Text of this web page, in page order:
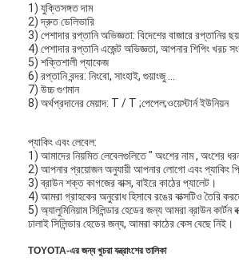
1) যুক্তিসঙ্গত দাম
2) দ্রুত ডেলিভারি
3) পেশাদার রপ্তানি অভিজ্ঞতা: বিদেশের বাজারে রপ্তানির
4) পেশাদার রপ্তানি এজেন্ট অভিজ্ঞতা, আপনার শিপিং খরচ
5) শক্তিশালী প্যাকেজ
6) রপ্তানি বন্দর: নিংবো, সাংহাই, গুয়াংজু ...
7) উচ্চ গুণমান
8) অর্থপ্রদানের মেয়াদ: T / T ;পেপেল;ওয়েস্টার্ন ইউনিয়ন
প্যাকিং এবং লেবেল:
1) আমাদের নিয়মিত লেবেলগুলিতে " অংশের নাম , অংশের
2) আপনার প্রয়োজন অনুযায়ী আপনার লোগো এবং প্যাকিং
3) ব্রাউন শক্ত কাগজের বাক্স, বাইরে কাঠের প্যালেট।
4) আমরা গ্রাহকের অনুরোধ হিসাবে রঙের বাক্সটিও তৈরি
5) অ্যালুমিনিয়াম সিলিন্ডার হেডের জন্য আমরা ব্রাউন কার্টন
ঢালাই সিলিন্ডার হেডের জন্য, আমরা কাঠের কেস বেছে নিই।
TOYOTA-এর জন্য খুচরা যন্ত্রাংশের তালিকা